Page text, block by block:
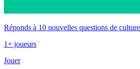
Réponds à 10 nouvelles questions de
1+ joueurs
Jouer